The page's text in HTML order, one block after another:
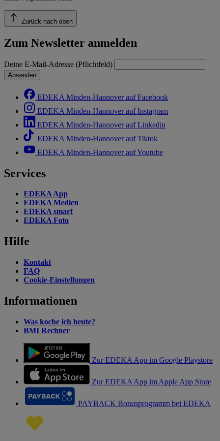
Zurück nach oben
Zum Newsletter anmelden
Deine E-Mail-Adresse (Pflichtfeld)
Absenden
EDEKA Minden-Hannover auf Facebook
EDEKA Minden-Hannover auf Instagram
EDEKA Minden-Hannover auf Linkedin
EDEKA Minden-Hannover auf Tiktok
EDEKA Minden-Hannover auf Youtube
Services
EDEKA App
EDEKA Medien
EDEKA smart
EDEKA Foto
Hilfe
Kontakt
FAQ
Cookie-Einstellungen
Informationen
Was koche ich heute?
BMI Rechner
Zur EDEKA App im Google Playstore
Zur EDEKA App im Apple App Store
PAYBACK Bonusprogramm bei EDEKA